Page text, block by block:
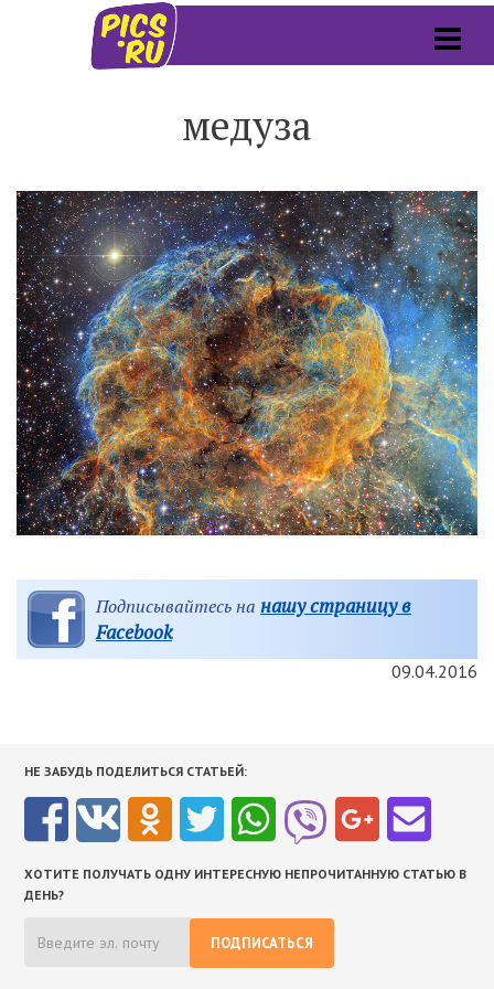
медуза
Подписывайтесь на нашу страницу в
Facebook
09.04.2016
НЕ ЗАБУДЬ ПОДЕЛИТЬСЯ СТАТЬЕЙ:
ХОТИТЕ ПОЛУЧАТЬ ОДНУ ИНТЕРЕСНУЮ НЕПРОЧИТАННУЮ СТАТЬЮ В
ДЕНЬ?
ПОДПИСАТЬСЯ